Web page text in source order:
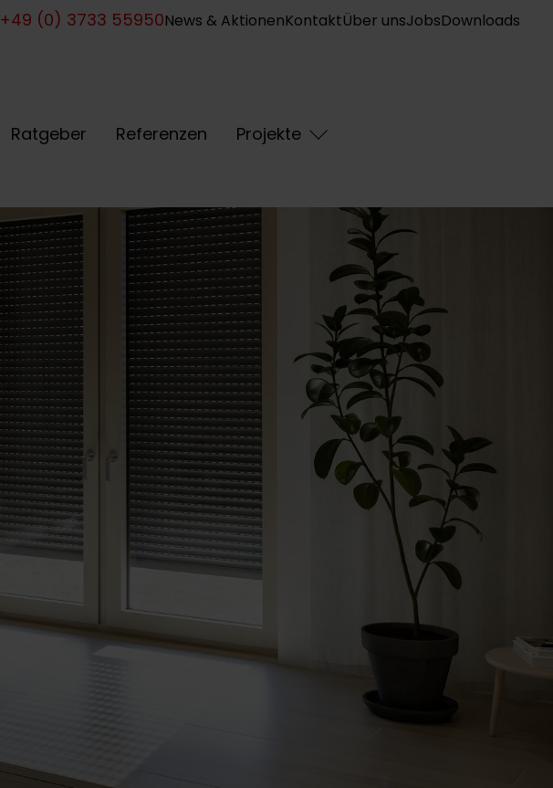
+49 (0) 3733 55950News & AktionenKontaktÜber unsJobsDownloads
Ratgeber Referenzen Projekte